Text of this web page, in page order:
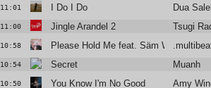
11:01 I Do I Do Dua
11:00 Jingle Arandel 2 Tsugi
10:58 Please Hold Me feat. Säm Wilder
10:54 Secret Muanh
10:50 You Know I'm No Good Amy